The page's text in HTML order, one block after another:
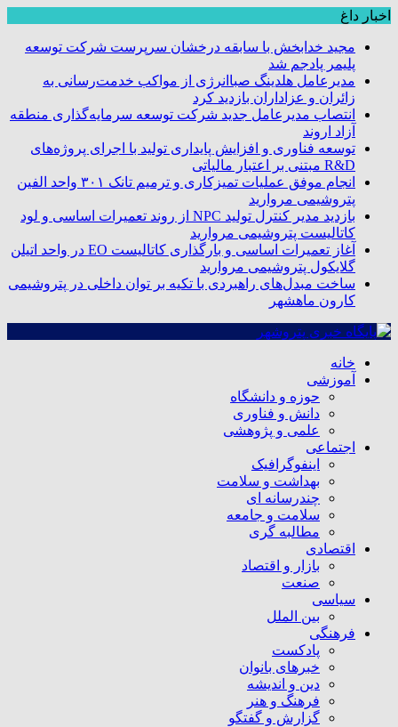
اخبار داغ
مجید خدابخش با سابقه درخشان سرپرست شرکت توسعه
پلیمر پادجم شد
مدیرعامل هلدینگ صباانرژی از مواکب خدمت‌رسانی به
زائران و عزاداران بازدید کرد
انتصاب مدیرعامل جدید شرکت توسعه سرمایه‌گذاری منطقه
آزاد اروند
توسعه فناوری و افزایش پایداری تولید با اجرای پروژه‌های
R&D مبتنی بر اعتبار مالیاتی
انجام موفق عملیات تمیزکاری و ترمیم تانک ۳۰۱ واحد الفین
پتروشیمی مروارید
بازدید مدیر کنترل تولید NPC از روند تعمیرات اساسی و لود
کاتالیست پتروشیمی مروارید
آغاز تعمیرات اساسی و بارگذاری کاتالیست EO در واحد اتیلن
گلایکول پتروشیمی مروارید
ساخت مبدل‌های راهبردی با تکیه بر توان داخلی در پتروشیمی
کارون ماهشهر
خانه
آموزشی
حوزه و دانشگاه
دانش و فناوری
علمی و پژوهشی
اجتماعی
اینفوگرافیک
بهداشت و سلامت
چندرسانه ای
سلامت و جامعه
مطالبه گری
اقتصادی
بازار و اقتصاد
صنعت
سیاسی
بین الملل
فرهنگی
پادکست
خبرهای بانوان
دین و اندیشه
فرهنگ و هنر
گزارش و گفتگو